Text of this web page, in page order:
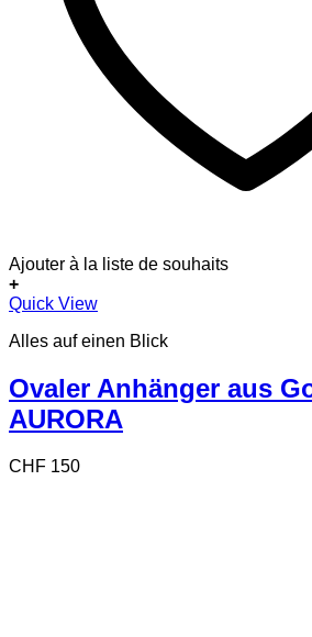
Ajouter à la liste de souhaits
+
Quick View
Alles auf einen Blick
Ovaler Anhänger aus
AURORA
CHF 150